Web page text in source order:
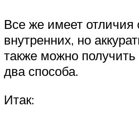
Все же имеет отличия
внутренних, но
также можно получить
два способа.
Итак: